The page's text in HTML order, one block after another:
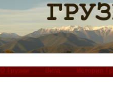
О Грузии Виза История